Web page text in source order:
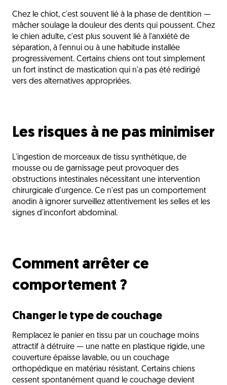
Chez le chiot, c'est souvent lié à la phase de dentition —
mâcher soulage la douleur des dents qui poussent. Chez
le chien adulte, c'est plus souvent lié à l'anxiété de
séparation, à l'ennui ou à une habitude installée
progressivement. Certains chiens ont tout simplement
un fort instinct de mastication qui n'a pas été redirigé
vers des alternatives appropriées.
Les risques à ne pas minimiser
L'ingestion de morceaux de tissu synthétique, de
mousse ou de garnissage peut provoquer des
obstructions intestinales nécessitant une intervention
chirurgicale d'urgence. Ce n'est pas un comportement
anodin à ignorer surveillez attentivement les selles et les
signes d'inconfort abdominal.
Comment arrêter ce
comportement ?
Changer le type de couchage
Remplacez le panier en tissu par un couchage moins
attractif à détruire — une natte en plastique rigide, une
couverture épaisse lavable, ou un couchage
orthopédique en matériau résistant. Certains chiens
cessent spontanément quand le couchage devient